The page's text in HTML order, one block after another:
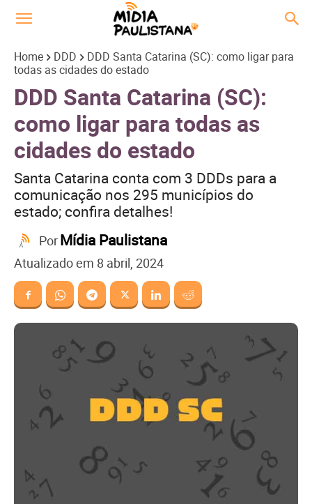
Home DDD
DDD Santa Catarina (SC): como ligar para
todas as cidades do estado
DDD Santa Catarina (SC):
como ligar para todas as
cidades do estado
Santa Catarina conta com 3 DDDs para a
comunicação nos 295 municípios do
estado; confira detalhes!
PorMídia Paulistana
Atualizado em 8 abril, 2024